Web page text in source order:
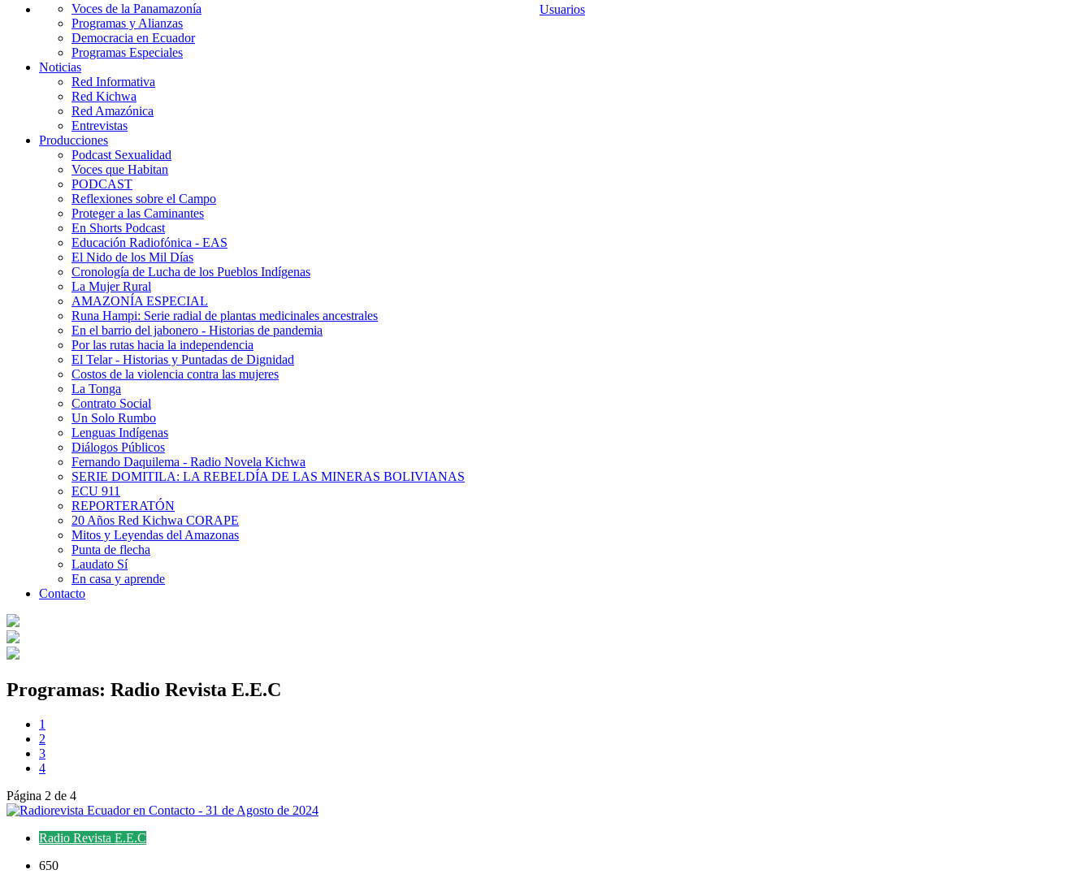
Usuarios
Voces de la Panamazonía
Programas y Alianzas
Democracia en Ecuador
Programas Especiales
Noticias
Red Informativa
Red Kichwa
Red Amazónica
Entrevistas
Producciones
Podcast Sexualidad
Voces que Habitan
PODCAST
Reflexiones sobre el Campo
Proteger a las Caminantes
En Shorts Podcast
Educación Radiofónica - EAS
El Nido de los Mil Días
Cronología de Lucha de los Pueblos Indígenas
La Mujer Rural
AMAZONÍA ESPECIAL
Runa Hampi: Serie radial de plantas medicinales ancestrales
En el barrio del jabonero - Historias de pandemia
Por las rutas hacia la independencia
El Telar - Historias y Puntadas de Dignidad
Costos de la violencia contra las mujeres
La Tonga
Contrato Social
Un Solo Rumbo
Lenguas Indígenas
Diálogos Públicos
Fernando Daquilema - Radio Novela Kichwa
SERIE DOMITILA: LA REBELDÍA DE LAS MINERAS BOLIVIANAS
ECU 911
REPORTERATÓN
20 Años Red Kichwa CORAPE
Mitos y Leyendas del Amazonas
Punta de flecha
Laudato Sí
En casa y aprende
Contacto
Programas: Radio Revista E.E.C
1
2
3
4
Página 2 de 4
Radio Revista E.E.C
650